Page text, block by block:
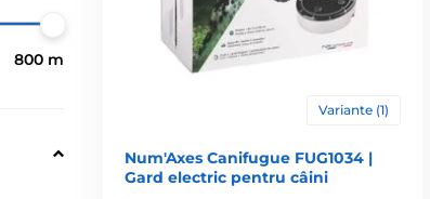
800 m
Variante (1)
Num'Axes Canifugue FUG1034 |
Gard electric pentru câini